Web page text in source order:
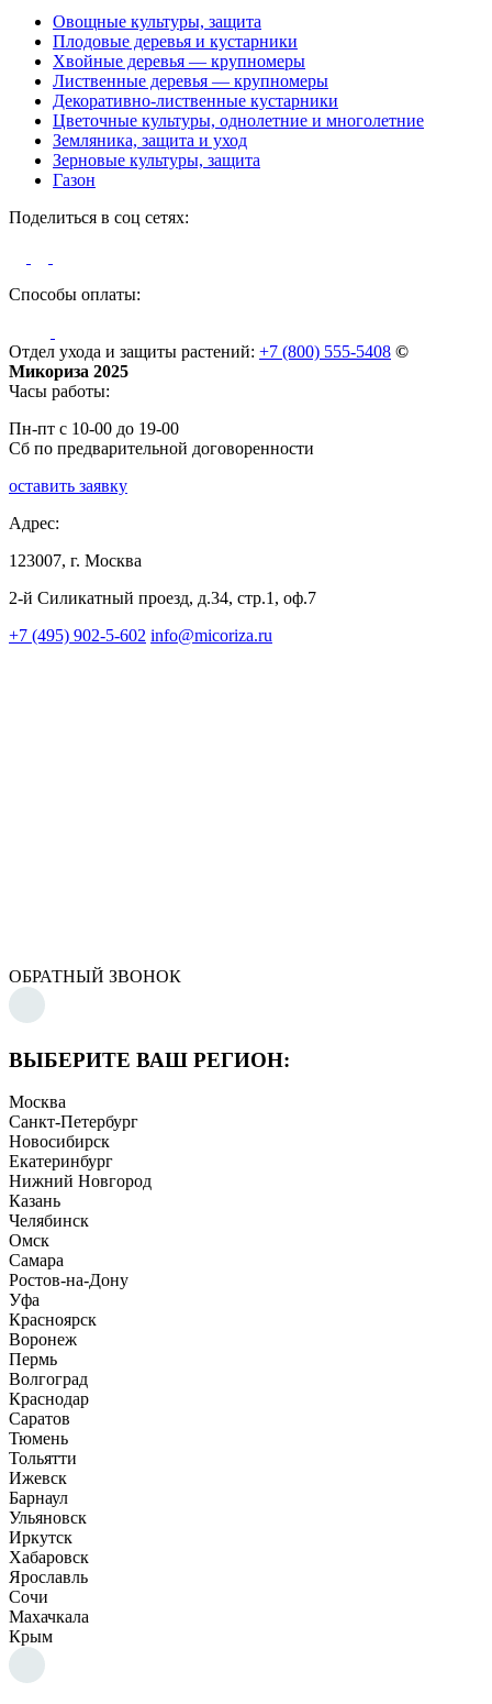
Овощные культуры, защита
Плодовые деревья и кустарники
Хвойные деревья — крупномеры
Лиственные деревья — крупномеры
Декоративно-лиственные кустарники
Цветочные культуры, однолетние и многолетние
Земляника, защита и уход
Зерновые культуры, защита
Газон
Поделиться в соц сетях:
Способы оплаты:
Отдел ухода и защиты растений: +7 (800) 555-5408 ©
Микориза 2025
Часы работы:
Пн-пт с 10-00 до 19-00
Сб по предварительной договоренности
оставить заявку
Адрес:
123007, г. Москва
2-й Силикатный проезд, д.34, стр.1, оф.7
+7 (495) 902-5-602 info@micoriza.ru
ОБРАТНЫЙ ЗВОНОК
ВЫБЕРИТЕ ВАШ РЕГИОН:
Москва
Санкт-Петербург
Новосибирск
Екатеринбург
Нижний Новгород
Казань
Челябинск
Омск
Самара
Ростов-на-Дону
Уфа
Красноярск
Воронеж
Пермь
Волгоград
Краснодар
Саратов
Тюмень
Тольятти
Ижевск
Барнаул
Ульяновск
Иркутск
Хабаровск
Ярославль
Сочи
Махачкала
Крым